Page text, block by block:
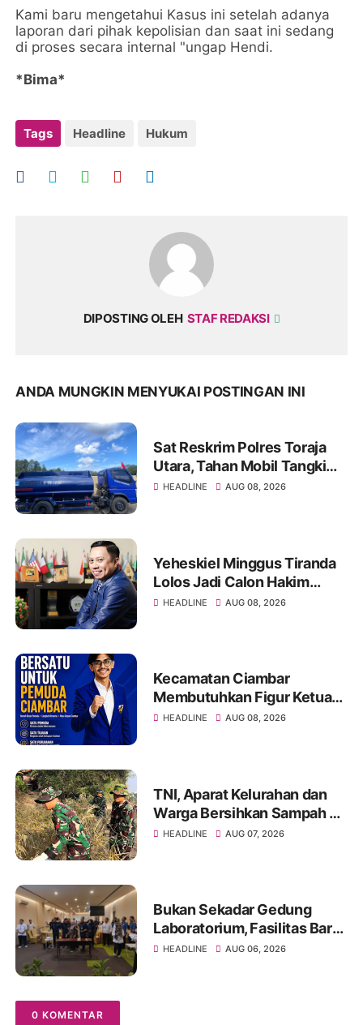
Kami baru mengetahui Kasus ini setelah adanya
laporan dari pihak kepolisian dan saat ini sedang
di proses secara internal "ungap Hendi.
*Bima*
Tags Headline Hukum
DIPOSTING OLEH STAF REDAKSI
ANDA MUNGKIN MENYUKAI POSTINGAN INI
Sat Reskrim Polres Toraja
Utara, Tahan Mobil Tangki
PT Harmony Solusi Energy
HEADLINE AUG 08, 2026
Yeheskiel Minggus Tiranda
Lolos Jadi Calon Hakim
Agung RI Tahun 2026
HEADLINE AUG 08, 2026
Kecamatan Ciambar
Membutuhkan Figur Ketua
KNPI yang Mampu
HEADLINE AUG 08, 2026
TNI, Aparat Kelurahan dan
Warga Bersihkan Sampah di
Bantaran Sungai Sa'dan
HEADLINE AUG 07, 2026
Bukan Sekadar Gedung
Laboratorium, Fasilitas Baru
di Jakabaring Akan Perkuat
HEADLINE AUG 06, 2026
0 KOMENTAR